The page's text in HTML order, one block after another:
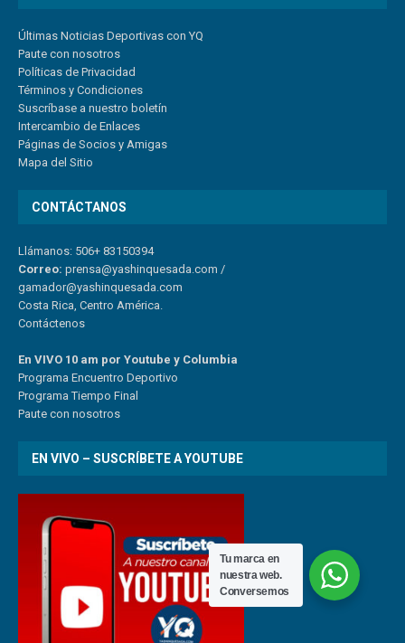
Últimas Noticias Deportivas con YQ
Paute con nosotros
Políticas de Privacidad
Términos y Condiciones
Suscríbase a nuestro boletín
Intercambio de Enlaces
Páginas de Socios y Amigas
Mapa del Sitio
CONTÁCTANOS
Llámanos: 506+ 83150394
Correo: prensa@yashinquesada.com /
gamador@yashinquesada.com
Costa Rica, Centro América.
Contáctenos
En VIVO 10 am por Youtube y Columbia
Programa Encuentro Deportivo
Programa Tiempo Final
Paute con nosotros
EN VIVO – SUSCRÍBETE A YOUTUBE
Tu marca en
nuestra web.
Conversemos